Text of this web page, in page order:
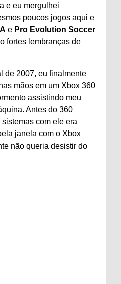
e eu mergulhei
poucos jogos aqui e
e Pro Evolution Soccer
fortes lembranças de
de 2007, eu finalmente
mãos em um Xbox 360
assistindo meu
Antes do 360
com ele era
janela com o Xbox
não queria desistir do